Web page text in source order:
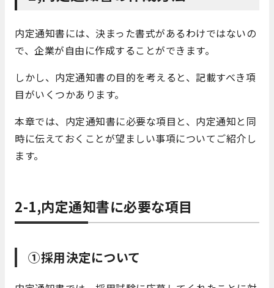
内定通知書には、決まった書式があるわけではないの
で、企業が自由に作成することができます。
しかし、内定通知書の目的を考えると、記載すべき項
目がいくつかあります。
本章では、内定通知書に必要な項目と、内定通知と同
時に伝えておくことが望ましい事項についてご紹介し
ます。
2-1,内定通知書に必要な項目
①採用決定について